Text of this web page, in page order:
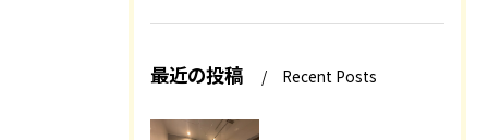
最近の投稿 Recent Posts